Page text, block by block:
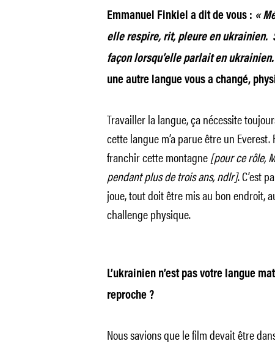
Emmanuel Finkiel a dit de vous : «
elle respire, rit, pleure en ukrainien.
façon lorsqu’elle parlait en
une autre langue vous a changé,
Travailler la langue, ça nécessite
cette langue m’a parue être un
franchir cette montagne[pour ce rôle,
pendant plus de trois ans, ndlr]. C’est
joue, tout doit être mis au bon endroit,
challenge physique.
L’ukrainien n’est pas votre langue
reproche ?
Nous savions que le film devait être